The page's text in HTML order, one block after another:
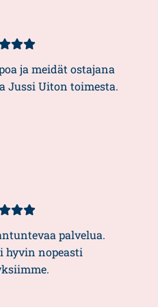
ja meidät ostajana
Jussi Uiton toimesta.
palvelua.
hyvin nopeasti